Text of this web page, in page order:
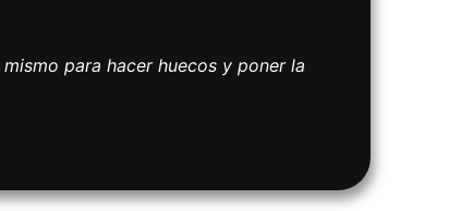
para hacer huecos y poner la